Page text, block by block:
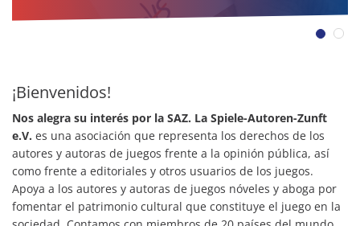
¡Bienvenidos!
Nos alegra su interés por la SAZ. La Spiele-Autoren-Zunft
e.V. es una asociación que representa los derechos de los
autores y autoras de juegos frente a la opinión pública, así
como frente a editoriales y otros usuarios de los juegos.
Apoya a los autores y autoras de juegos nóveles y aboga por
fomentar el patrimonio cultural que constituye el juego en la